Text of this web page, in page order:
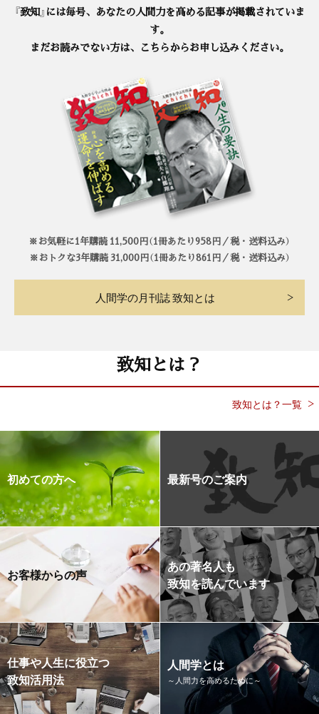
『致知』には毎号、あなたの人間力を高める記事が掲載されていま
す。
まだお読みでない方は、こちらからお申し込みください。
※お気軽に1年購読 11,500円（1冊あたり958円／税・送料込み）
※おトクな3年購読 31,000円（1冊あたり861円／税・送料込み）
人間学の月刊誌 致知とは
致知とは？
致知とは？一覧
初めての方へ 最新号のご案内
お客様からの声
あの著名人も
致知を読んでいます
仕事や人生に役立つ
致知活用法
人間学とは
～人間力を高めるために～